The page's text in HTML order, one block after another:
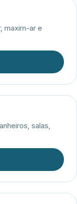
maxim-ar e
salas,